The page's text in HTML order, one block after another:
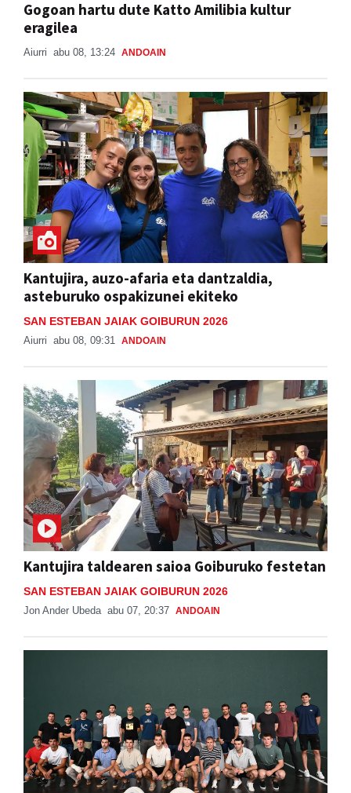
Gogoan hartu dute Katto Amilibia kultur
eragilea
Aiurri abu 08, 13:24 ANDOAIN
Kantujira, auzo-afaria eta dantzaldia,
asteburuko ospakizunei ekiteko
SAN ESTEBAN JAIAK GOIBURUN 2026
Aiurri abu 08, 09:31 ANDOAIN
Kantujira taldearen saioa Goiburuko festetan
SAN ESTEBAN JAIAK GOIBURUN 2026
Jon Ander Ubeda abu 07, 20:37 ANDOAIN